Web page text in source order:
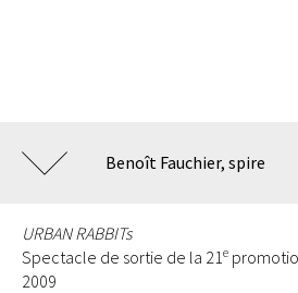
Benoît Fauchier, spire
URBAN RABBITs
Spectacle de sortie de la 21e
2009